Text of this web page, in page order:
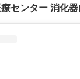
センター 消化